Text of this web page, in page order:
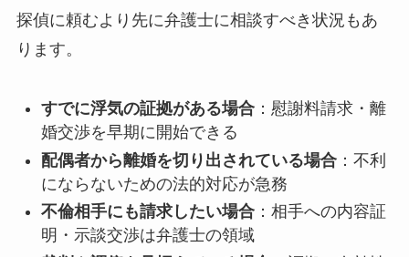
探偵に頼むより先に弁護士に相談すべき状況もあ
ります。
すでに浮気の証拠がある場合：慰謝料請求・離
婚交渉を早期に開始できる
配偶者から離婚を切り出されている場合：不利
にならないための法的対応が急務
不倫相手にも請求したい場合：相手への内容証
明・示談交渉は弁護士の領域